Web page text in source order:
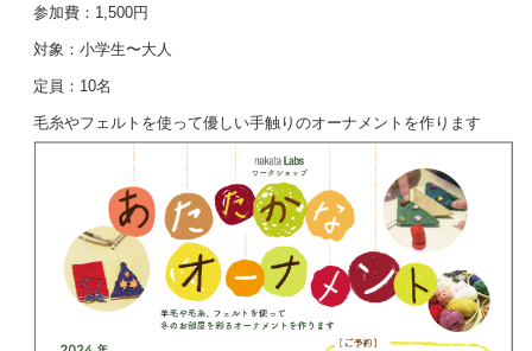
参加費：1,500円
対象：小学生〜大人
定員：10名
毛糸やフェルトを使って優しい手触りのオーナメントを作ります